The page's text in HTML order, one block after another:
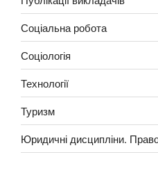
Соціальна робота
Соціологія
Технології
Туризм
Юридичні дисципліни.